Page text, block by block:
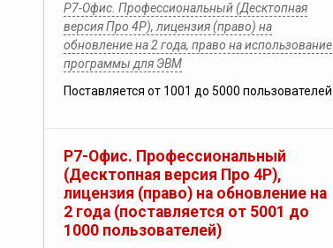
Р7-Офис. Профессиональный (Десктопная
версия Про 4Р), лицензия (право) на
обновление на 2 года, право на использование
программы для ЭВМ
Поставляется от 1001 до 5000 пользователей
Р7-Офис. Профессиональный
(Десктопная версия Про 4Р),
лицензия (право) на обновление на
2 года (поставляется от 5001 до
1000 пользователей)